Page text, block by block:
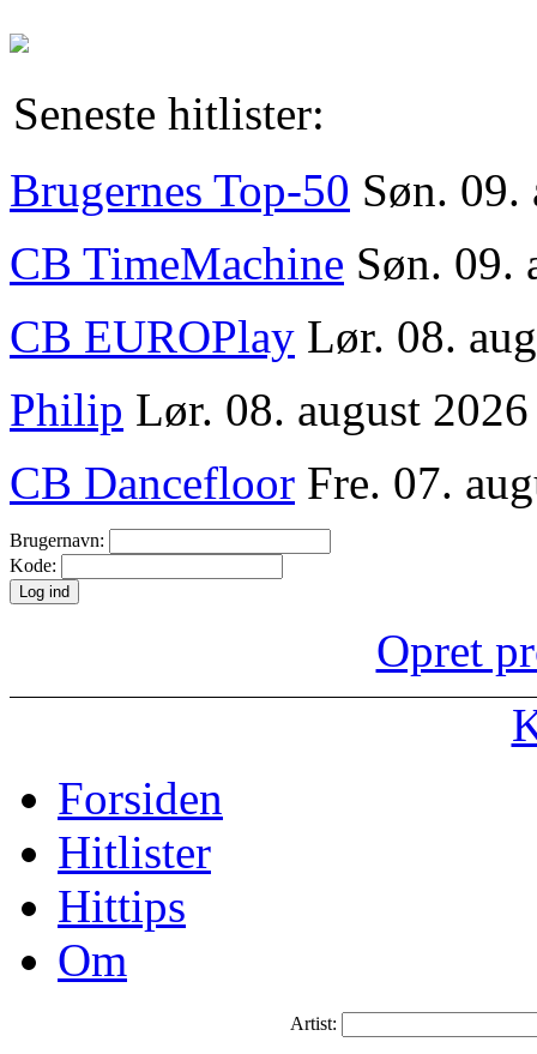
Seneste hitlister:
Brugernes Top-50 Søn. 09.
CB TimeMachine Søn. 09.
CB EUROPlay Lør. 08.
Philip Lør. 08. august
CB Dancefloor Fre. 07.
Brugernavn:
Kode:
Opret
Forsiden
Hitlister
Hittips
Om
Artist: